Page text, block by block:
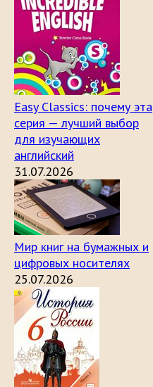
Easy Classics: почему эта
серия — лучший выбор
для изучающих
английский
31.07.2026
Мир книг на бумажных и
цифровых носителях
25.07.2026